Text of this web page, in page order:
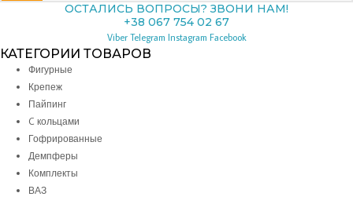
ОСТАЛИСЬ ВОПРОСЫ? ЗВОНИ НАМ!
+38 067 754 02 67
Viber Telegram Instagram Facebook
КАТЕГОРИИ ТОВАРОВ
Фигурные
Крепеж
Пайпинг
C кольцами
Гофрированные
Демпферы
Комплекты
ВАЗ